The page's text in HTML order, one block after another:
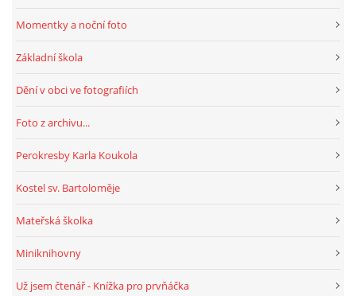
© 2026 eStránky.cz |RSS Aktualizováno: 1. 8. 2026
Momentky a noční foto
Základní škola
Dění v obci ve fotografiích
Foto z archivu...
Perokresby Karla Koukola
Kostel sv. Bartoloměje
Mateřská školka
Miniknihovny
Už jsem čtenář - Knížka pro prvňáčka